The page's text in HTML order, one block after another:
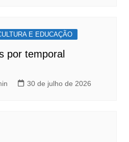
E EDUCAÇÃO
por temporal
30 de julho de 2026